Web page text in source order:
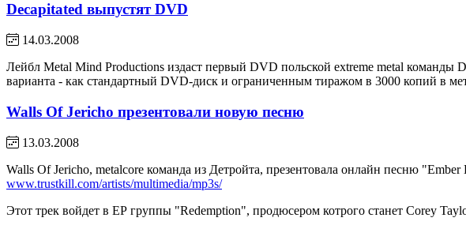
Decapitated выпустят DVD
14.03.2008
Лейбл Metal Mind Productions издаст первый DVD польской extreme metal
варианта - как стандартный DVD-диск и ограниченным тиражом в 3000 копий в
Walls Of Jericho презентовали новую песню
13.03.2008
Walls Of Jericho, metalcore команда из Детройта, презентовала онлайн песню
www.trustkill.com/artists/multimedia/mp3s/
Этот трек войдет в ЕР группы "Redemption", продюсером котрого станет Corey